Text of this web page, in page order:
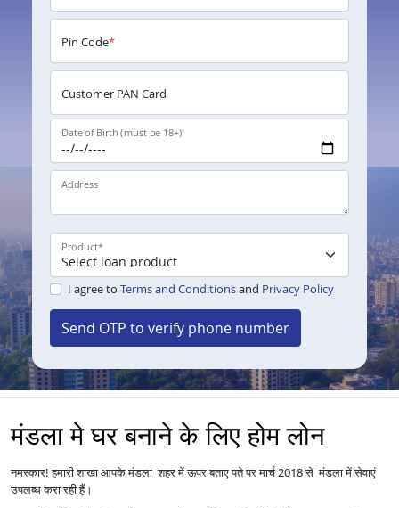
Pin Code*
Customer PAN Card
Date of Birth (must be 18+)
Address
Product*
I agree to Terms and Conditionsand Privacy Policy
Send OTP to verify phone number
मंडला मे घर बनाने के लिए होम लोन
नमस्कार! हमारी शाखा आपके मंडला शहर में ऊपर बताए पते पर मार्च 2018 से मंडला में सेवाएं
उपलब्ध करा रही हैं।